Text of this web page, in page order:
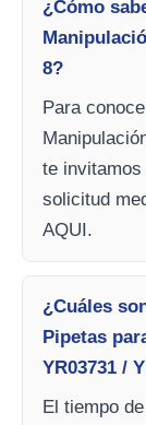
¿Cómo
8?
Para
te
solicitud
AQUI.
¿Cuáles
Pipetas
YR03731 /
El tiempo